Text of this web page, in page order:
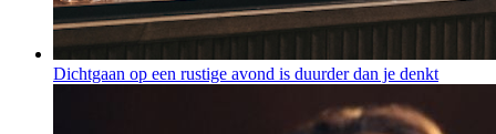
Dichtgaan op een rustige avond is duurder dan je denkt